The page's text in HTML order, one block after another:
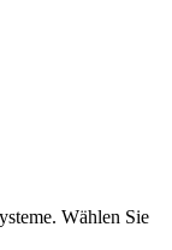
Wählen Sie